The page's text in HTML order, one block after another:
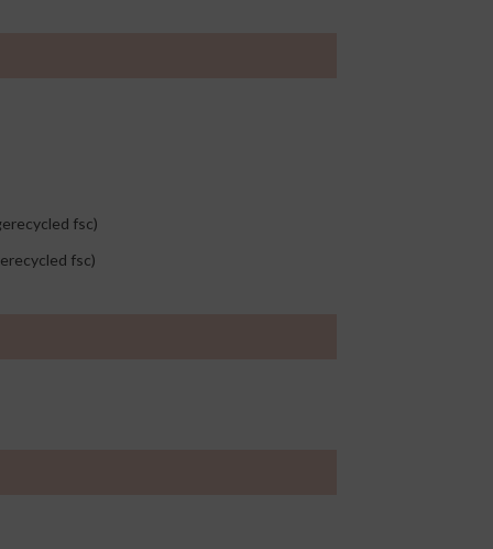
fsc)
fsc)